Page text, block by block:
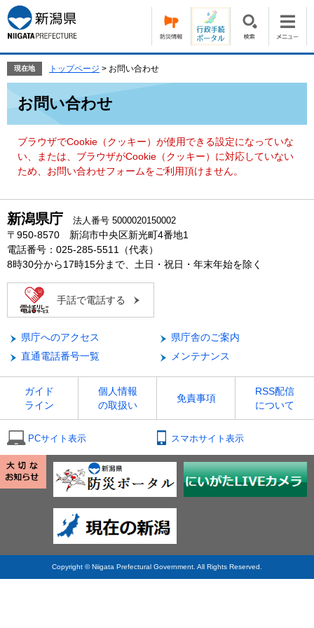
ー
ジ
の
頭
す。
ニ
ュ
ー
飛
て
現在地 トップページ > お問い合わせ
お問い合わせ
ブラウザでCookie（クッキー）が使用できる設定になっていな
い、または、ブラウザがCookie（クッキー）に対応していない
ため、お問い合わせフォームをご利用頂けません。
新潟県庁 法人番号 5000020150002
〒950-8570 新潟市中央区新光町4番地1
電話番号：025-285-5511（代表）
8時30分から17時15分まで、土日・祝日・年末年始を除く
手話で電話する
県庁へのアクセス
県庁舎のご案内
直通電話番号一覧
メンテナンス
ガイド
ライン
個人情報
の取扱い
免責事項
RSS配信
について
PCサイト表示 スマホサイト表示
Copyright © Niigata Prefectural Government. All Rights Reserved.